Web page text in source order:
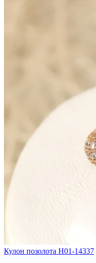
Кулон позолота H01-14337